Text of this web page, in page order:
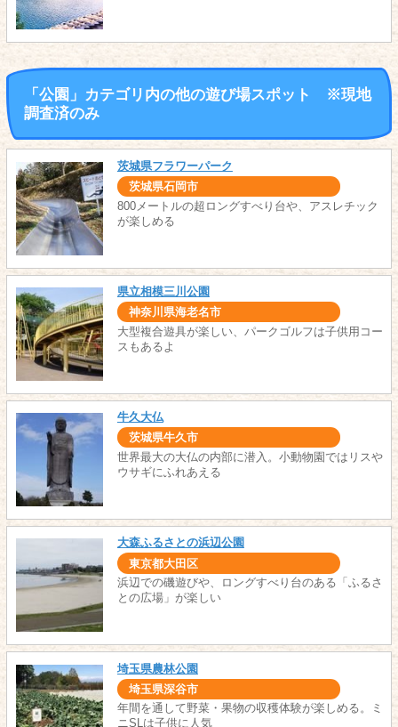
「公園」カテゴリ内の他の遊び場スポット ※現地
調査済のみ
茨城県フラワーパーク
茨城県石岡市
800メートルの超ロングすべり台や、アスレチック
が楽しめる
県立相模三川公園
神奈川県海老名市
大型複合遊具が楽しい、パークゴルフは子供用コー
スもあるよ
牛久大仏
茨城県牛久市
世界最大の大仏の内部に潜入。小動物園ではリスや
ウサギにふれあえる
大森ふるさとの浜辺公園
東京都大田区
浜辺での磯遊びや、ロングすべり台のある「ふるさ
との広場」が楽しい
埼玉県農林公園
埼玉県深谷市
年間を通して野菜・果物の収穫体験が楽しめる。ミ
ニSLは子供に人気